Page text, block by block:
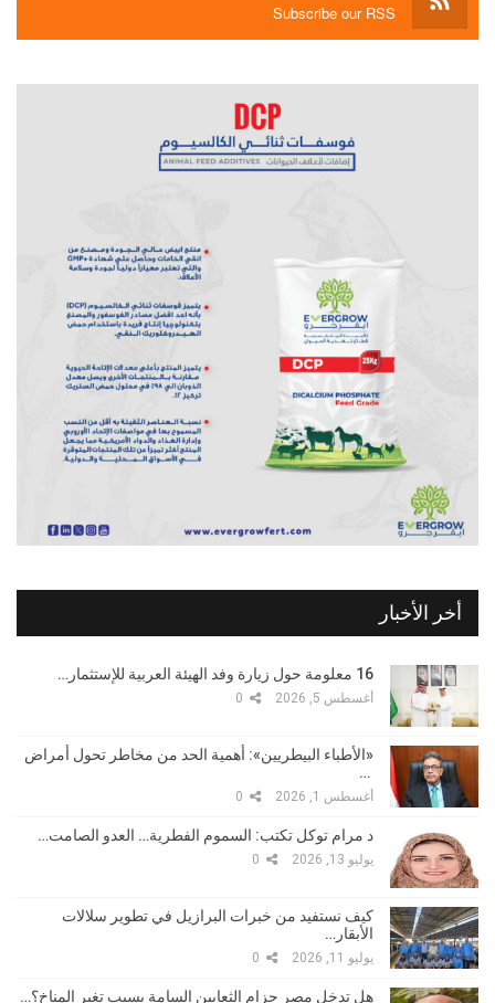
Subscribe our RSS
أخر الأخبار
16 معلومة حول زيارة وفد الهيئة العربية للإستثمار…
أغسطس 5, 2026
«الأطباء البيطريين»: أهمية الحد من مخاطر تحول أمراض
…
أغسطس 1, 2026
د مرام توكل تكتب: السموم الفطرية… العدو الصامت…
يوليو 13, 2026
كيف نستفيد من خبرات البرازيل في تطوير سلالات
الأبقار…
يوليو 11, 2026
هل تدخل مصر حزام الثعابين السامة بسبب تغير المناخ؟…